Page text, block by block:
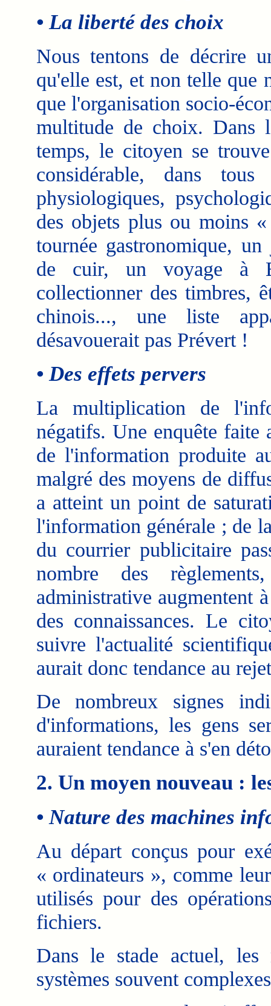
• La liberté des choix
Nous tentons de décrire
qu'elle est, et non telle que
que l'organisation socio-
multitude de choix. Dans
temps, le citoyen se
considérable, dans
physiologiques,
des objets plus ou moins
tournée gastronomique,
de cuir, un voyage à
collectionner des timbres,
chinois..., une liste
désavouerait pas Prévert !
• Des effets pervers
La multiplication de
négatifs. Une enquête faite
de l'information produite
malgré des moyens de
a atteint un point de
l'information générale ; de
du courrier publicitaire
nombre des
administrative augmentent
des connaissances. Le
suivre l'actualité
aurait donc tendance au
De nombreux signes
d'informations, les gens
auraient tendance à s'en
2. Un moyen nouveau :
• Nature des machines
Au départ conçus pour
« ordinateurs », comme
utilisés pour des
fichiers.
Dans le stade actuel, les
systèmes souvent